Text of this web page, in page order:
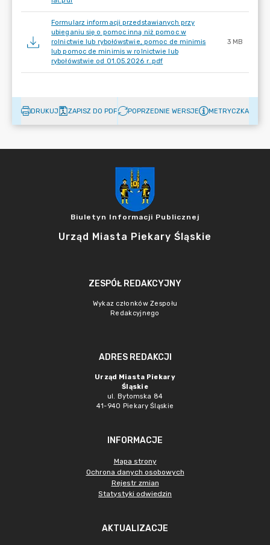
Formularz informacji przedstawianych przy
ubieganiu się o pomoc inną niż pomoc w
rolnictwie lub rybołówstwie, pomoc de minimis
lub pomoc de minimis w rolnictwie lub
rybołówstwie od 01.05.2026 r..pdf
3 MB
DRUKUJ ZAPISZ DO PDF POPRZEDNIE WERSJE METRYCZKA
Biuletyn Informacji Publicznej
Urząd Miasta Piekary Śląskie
ZESPÓŁ REDAKCYJNY
Wykaz członków Zespołu
Redakcyjnego
ADRES REDAKCJI
Urząd Miasta Piekary
Śląskie
ul. Bytomska 84
41-940 Piekary Śląskie
INFORMACJE
Mapa strony
Ochrona danych osobowych
Rejestr zmian
Statystyki odwiedzin
AKTUALIZACJE